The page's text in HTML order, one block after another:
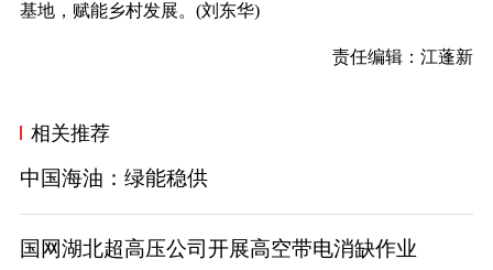
基地，赋能乡村发展。(刘东华)
责任编辑：江蓬新
相关推荐
中国海油：绿能稳供
国网湖北超高压公司开展高空带电消缺作业